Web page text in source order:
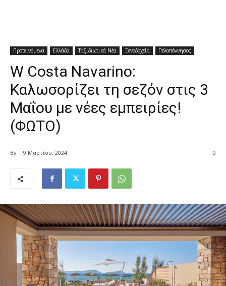
Προτεινόμενα Ελλάδα Ταξιδιωτικά Νέα Ξενοδοχεία Πελοπόννησος
W Costa Navarino:
Καλωσορίζει τη σεζόν στις 3
Μαΐου με νέες εμπειρίες!
(ΦΩΤΟ)
By 9 Μαρτίου, 2024 0